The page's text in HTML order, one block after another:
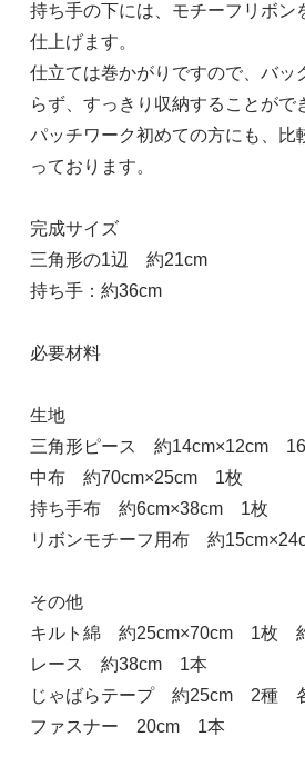
持ち手の下には、モチーフリボン
仕上げます。
仕立ては巻かがりですので、バッ
らず、すっきり収納することがで
パッチワーク初めての方にも、比
っております。
完成サイズ
三角形の1辺 約21cm
持ち手：約36cm
必要材料
生地
三角形ピース 約14cm×12cm
中布 約70cm×25cm 1枚
持ち手布 約6cm×38cm 1枚
リボンモチーフ用布 約
その他
キルト綿 約25cm×70cm 1枚
レース 約38cm 1本
じゃばらテープ 約25cm 2種
ファスナー 20cm 1本